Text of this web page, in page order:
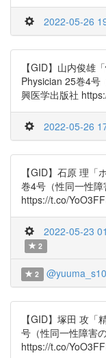
2022-05-26
【GID】山内俊雄
Physician 25巻4号
興医学出版社
2022-05-26
【GID】石原 理
巻4号（性同一性
https://t.co/
2022-05-23
2
2
【GID】塚田 攻
号（性同一性障害
https://t.co/